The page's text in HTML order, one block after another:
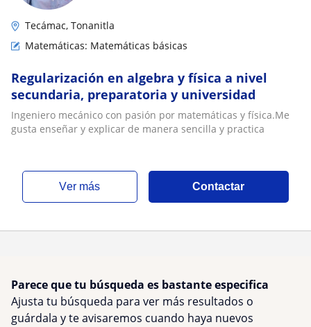
Tecámac, Tonanitla
Matemáticas: Matemáticas básicas
Regularización en algebra y física a nivel
secundaria, preparatoria y universidad
Ingeniero mecánico con pasión por matemáticas y física.Me
gusta enseñar y explicar de manera sencilla y practica
ver más Contactar
Parece que tu búsqueda es bastante especifica
Ajusta tu búsqueda para ver más resultados o
guárdala y te avisaremos cuando haya nuevos